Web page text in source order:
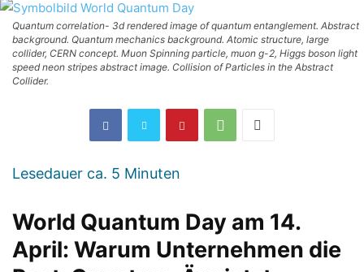
Quantum correlation- 3d rendered image of quantum entanglement. Abstract
background. Quantum mechanics background. Atomic structure, large
collider, CERN concept. Muon Spinning particle, muon g-2, Higgs boson light
speed neon stripes abstract image. Collision of Particles in the Abstract
Collider.
Lesedauer ca. 5 Minuten
World Quantum Day am 14.
April: Warum Unternehmen die